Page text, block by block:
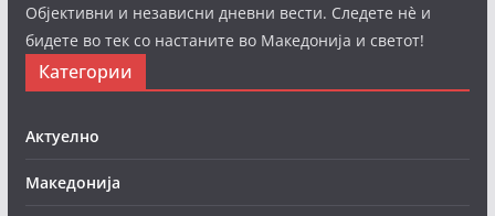
Објективни и независни дневни вести. Следете нè и
бидете во тек со настаните во Македонија и светот!
Категории
Актуелно
Македонија